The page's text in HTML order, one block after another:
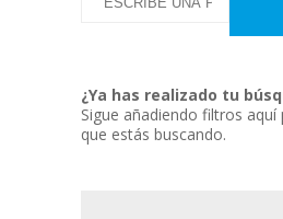
¿Ya has realizado tu
Sigue añadiendo filtros
que estás buscando.